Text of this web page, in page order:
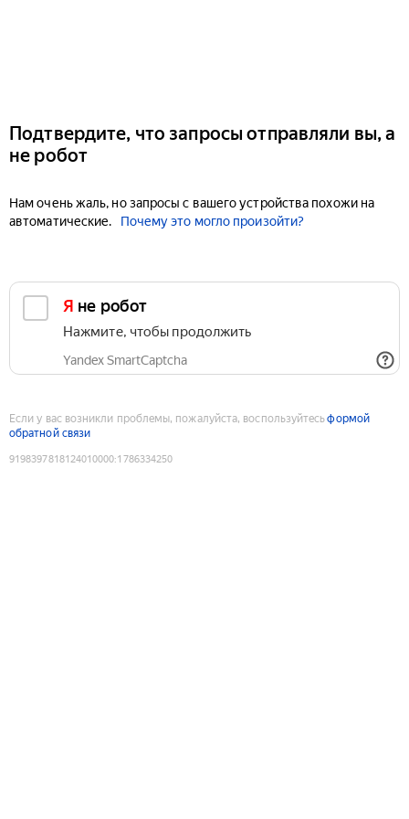
Подтвердите, что запросы отправляли вы, а
не робот
Нам очень жаль, но запросы с вашего устройства похожи на
автоматические.
Почему это могло произойти?
Я не робот
Нажмите, чтобы продолжить
Yandex SmartCaptcha
Если у вас возникли проблемы, пожалуйста, воспользуйтесьформой
обратной связи
9198397818124010000:1786334250